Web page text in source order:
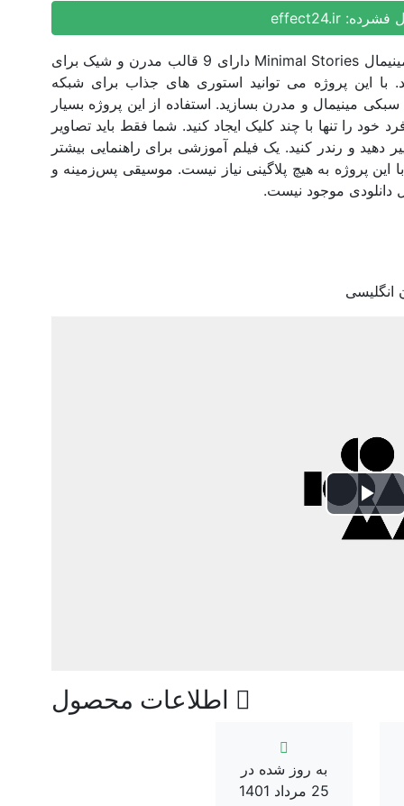
فشرده:effect24.ir
پروژه افترافکت مجموعه استوری اینستاگرام مینیمال Minimal Stories دارای 9 قالب مدرن و شیک برای
این پروژه می توانید استوری های جذاب برای شبکه
مینیمال و مدرن بسازید. استفاده از این پروژه بسیار
را تنها با چند کلیک ایجاد کنید. شما فقط باید تصاویر
دهید و رندر کنید. یک فیلم آموزشی برای راهنمایی بیشتر
پروژه به هیچ پلاگینی نیاز نیست. موسیقی پس‌زمینه و
دانلودی موجود نیست.
انگلیسی
Play
اطلاعات محصول
به روز شده در
25 مرداد 1401